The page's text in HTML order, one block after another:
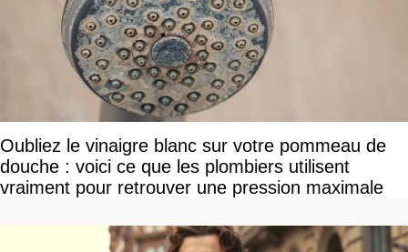
Oubliez le vinaigre blanc sur votre pommeau de
douche : voici ce que les plombiers utilisent
vraiment pour retrouver une pression maximale